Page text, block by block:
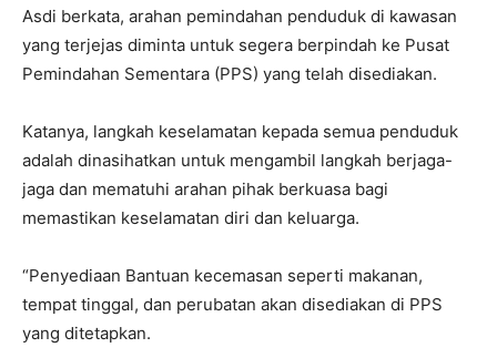
Asdi berkata, arahan pemindahan penduduk di kawasan
yang terjejas diminta untuk segera berpindah ke Pusat
Pemindahan Sementara (PPS) yang telah disediakan.
Katanya, langkah keselamatan kepada semua penduduk
adalah dinasihatkan untuk mengambil langkah berjaga-
jaga dan mematuhi arahan pihak berkuasa bagi
memastikan keselamatan diri dan keluarga.
“Penyediaan Bantuan kecemasan seperti makanan,
tempat tinggal, dan perubatan akan disediakan di PPS
yang ditetapkan.